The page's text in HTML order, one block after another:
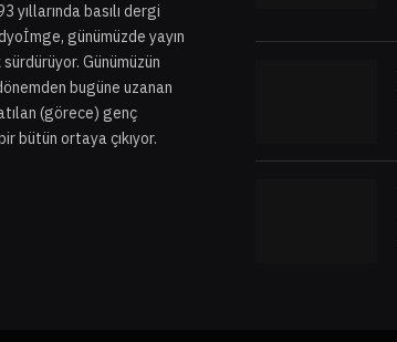
basılı dergi
günümüzde yayın
Günümüzün
bugüne uzanan
(görece) genç
bütün ortaya çıkıyor.